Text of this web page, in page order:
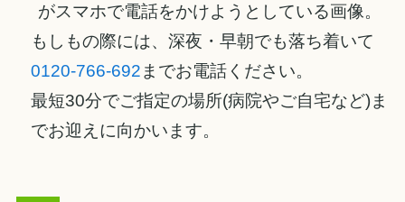
もしもの際には、深夜・早朝でも落ち着いて
0120-766-692までお電話ください。
最短30分でご指定の場所(病院やご自宅など)ま
でお迎えに向かいます。